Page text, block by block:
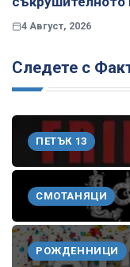
4 Август, 2026
Следете с
ПЕТЪК 13
СМОТАНЯЦИ
РОЖДЕННИЦИ